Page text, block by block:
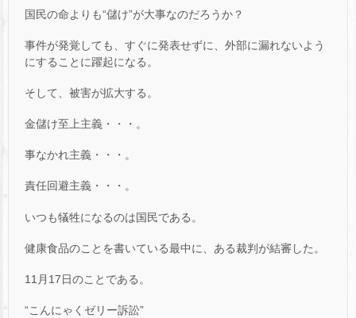
国民の命よりも“儲け”が大事なのだろうか？
事件が発覚しても、すぐに発表せずに、外部に漏れないよう
にすることに躍起になる。
そして、被害が拡大する。
金儲け至上主義・・・。
事なかれ主義・・・。
責任回避主義・・・。
いつも犠牲になるのは国民である。
健康食品のことを書いている最中に、ある裁判が結審した。
11月17日のことである。
“こんにゃくゼリー訴訟”